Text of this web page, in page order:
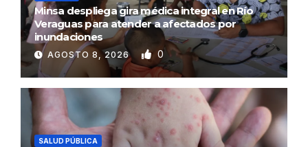
Minsa despliega gira médica integral en Río
Veraguas para atender a afectados por
inundaciones
AGOSTO 8, 2026 0
SALUD PÚBLICA